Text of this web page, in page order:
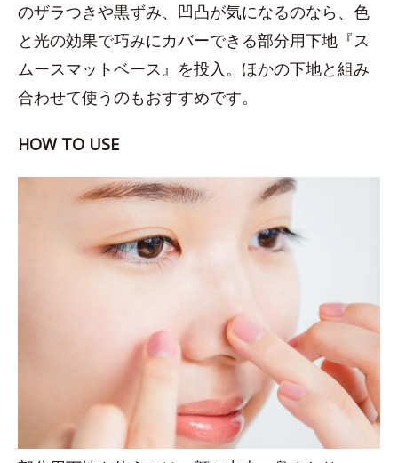
のザラつきや黒ずみ、凹凸が気になるのなら、色
と光の効果で巧みにカバーできる部分用下地『ス
ムースマットベース』を投入。ほかの下地と組み
合わせて使うのもおすすめです。
HOW TO USE